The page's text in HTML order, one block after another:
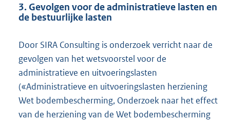
3. Gevolgen voor de administratieve lasten en
de bestuurlijke lasten
Door SIRA Consulting is onderzoek verricht naar de
gevolgen van het wetsvoorstel voor de
administratieve en uitvoeringslasten
(«Administratieve en uitvoeringslasten herziening
Wet bodembescherming, Onderzoek naar het effect
van de herziening van de Wet bodembescherming